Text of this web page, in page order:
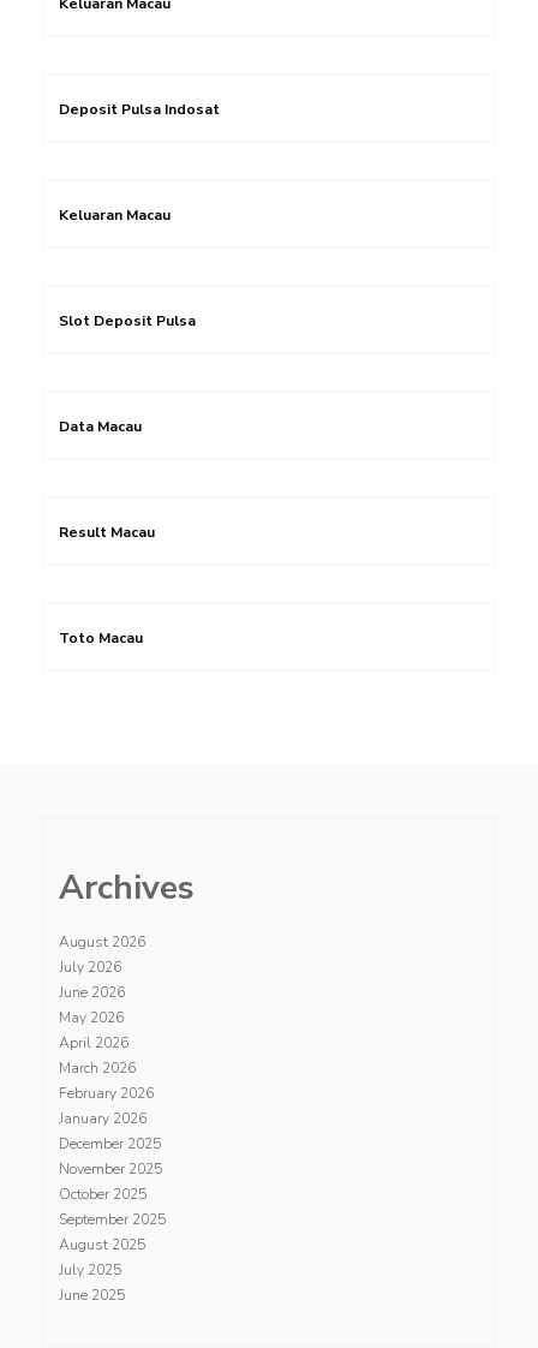
Deposit Pulsa Indosat
Keluaran Macau
Slot Deposit Pulsa
Data Macau
Result Macau
Toto Macau
Archives
August 2026
July 2026
June 2026
May 2026
April 2026
March 2026
February 2026
January 2026
December 2025
November 2025
October 2025
September 2025
August 2025
July 2025
June 2025